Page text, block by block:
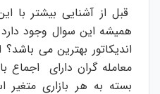
قبل از آشنایی بیشتر با
همیشه این سوال وجود
اندیکاتور بهترین می
معامله گران دارای
بسته به هر بازاری متغیر